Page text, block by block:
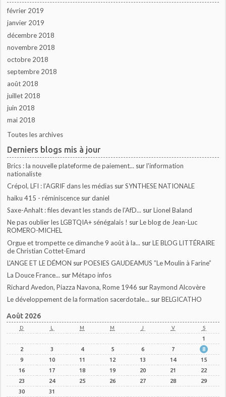
février 2019
janvier 2019
décembre 2018
novembre 2018
octobre 2018
septembre 2018
août 2018
juillet 2018
juin 2018
mai 2018
Toutes les archives
Derniers blogs mis à jour
Brics : la nouvelle plateforme de paiement... surl'information
nationaliste
Crépol, LFI : l’AGRIF dans les médias surSYNTHESE NATIONALE
haiku 415 - réminiscence surdaniel
Saxe-Anhalt : files devant les stands de l'AfD... surLionel Baland
Ne pas oublier les LGBTQIA+ sénégalais ! surLe blog de Jean-Luc
ROMERO-MICHEL
Orgue et trompette ce dimanche 9 août à la... surLE BLOG LITTÉRAIRE
de Christian Cottet-Emard
L'ANGE ET LE DÉMON surPOESIES GAUDEAMUS ”Le Moulin à Farine”
La Douce France... surMétapo infos
Richard Avedon, Piazza Navona, Rome 1946 surRaymond Alcovère
Le développement de la formation sacerdotale... surBELGICATHO
Août 2026
D L M M J V S
1
2
3 4 5 6 7
8
9
10 11 12 13 14
15
16
17 18 19 20 21
22
23
24 25 26 27 28
29
30
31